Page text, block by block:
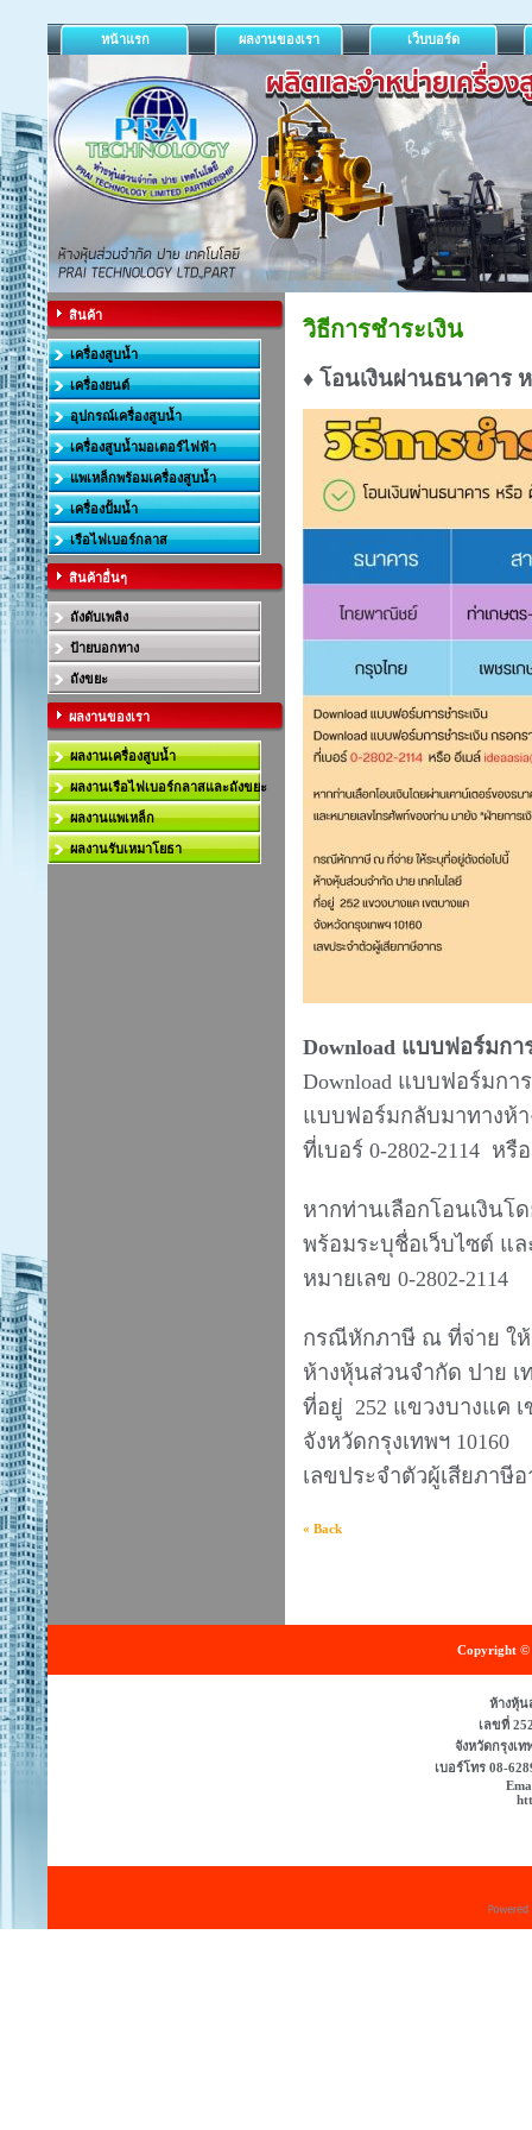
หน้าแรก ผลงานของเรา เว็บบอร์ด
สินค้า
เครื่องสูบน้ำ
เครื่องยนต์
อุปกรณ์เครื่องสูบน้ำ
เครื่องสูบน้ำมอเตอร์ไฟฟ้า
แพเหล็กพร้อมเครื่องสูบน้ำ
เครื่องปั้มน้ำ
เรือไฟเบอร์กลาส
สินค้าอื่นๆ
ถังดับเพลิง
ป้ายบอกทาง
ถังขยะ
ผลงานของเรา
ผลงานเครื่องสูบน้ำ
ผลงานเรือไฟเบอร์กลาสและถังขยะ
ผลงานแพเหล็ก
ผลงานรับเหมาโยธา
วิธีการชำระเงิน
♦ โอนเงินผ่านธนาคาร
Download แบบฟอร์มกา
Download แบบฟอร์มก
แบบฟอร์มกลับมาทางห้
ที่เบอร์ 0-2802-2114 หรื
หากท่านเลือกโอนเงินโ
พร้อมระบุชื่อเว็บไซต์ แ
หมายเลข 0-2802-2114
กรณีหักภาษี ณ ที่จ่าย ใ
ห้างหุ้นส่วนจำกัด ปาย
ที่อยู่ 252 แขวงบางแค
จังหวัดกรุงเทพฯ 10160
เลขประจำตัวผู้เสียภาษีอ
« Back
Copyright ©
ห้างหุ้น
เลขที่
จังหวัดกรุงเ
เบอร์โทร 08-